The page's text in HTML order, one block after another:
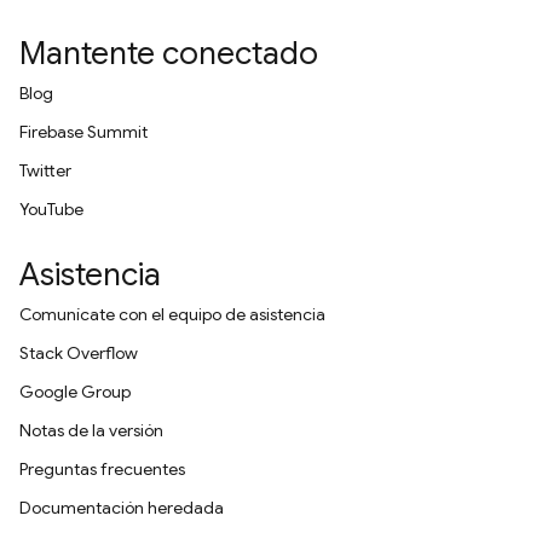
Mantente conectado
Blog
Firebase Summit
Twitter
YouTube
Asistencia
Comunícate con el equipo de asistencia
Stack Overflow
Google Group
Notas de la versión
Preguntas frecuentes
Documentación heredada